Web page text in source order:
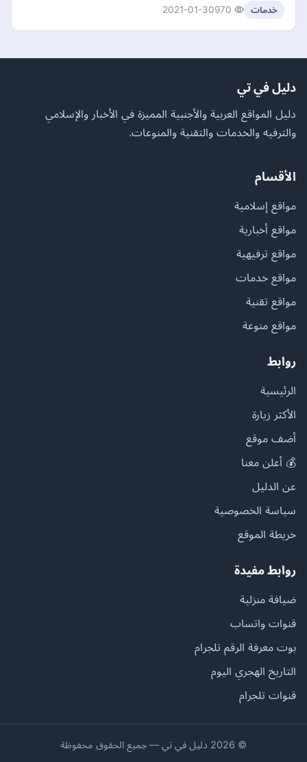
خدمات 2021-01-30
دليل في تي
دليل المواقع العربية والأجنبية المميزة في الأخبار والإسلامي
والترفيه والخدمات والتقنية والمنوعات.
الأقسام
مواقع إسلامية
مواقع أخبارية
مواقع ترفيهية
مواقع خدمات
مواقع تقنية
مواقع منوعة
روابط
الرئيسية
الأكثر زيارة
أضف موقع
💰 أعلن معنا
عن الدليل
سياسة الخصوصية
خريطة الموقع
روابط مفيدة
ضيافة منزلية
قنوات واتساب
بوت معرفة الرقم تلجرام
التاريخ الهجري اليوم
قنوات تلجرام
© 2026 دليل في تي — جميع الحقوق محفوظة